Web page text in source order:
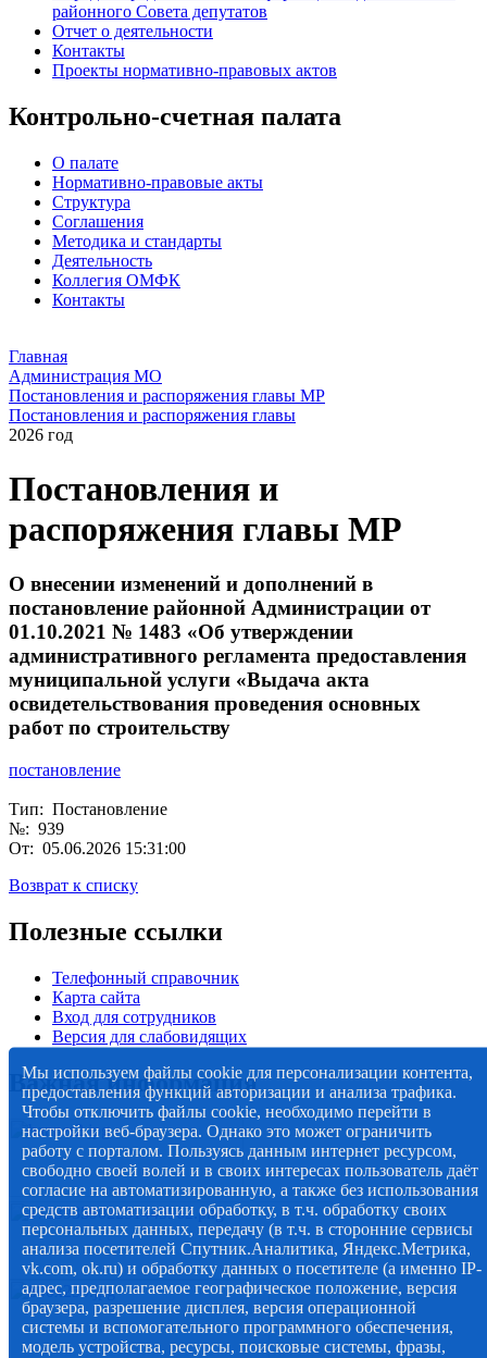
районного Совета депутатов
Отчет о деятельности
Контакты
Проекты нормативно-правовых актов
Контрольно-счетная палата
О палате
Нормативно-правовые акты
Структура
Соглашения
Методика и стандарты
Деятельность
Коллегия ОМФК
Контакты
Главная
Администрация МО
Постановления и распоряжения главы МР
Постановления и распоряжения главы
2026 год
Постановления и
распоряжения главы МР
О внесении изменений и дополнений в
постановление районной Администрации от
01.10.2021 № 1483 «Об утверждении
административного регламента предоставления
муниципальной услуги «Выдача акта
освидетельствования проведения основных
работ по строительству
постановление
Тип: Постановление
№: 939
От: 05.06.2026 15:31:00
Возврат к списку
Полезные ссылки
Телефонный справочник
Карта сайта
Вход для сотрудников
Версия для слабовидящих
Важная информация
Мы используем файлы cookie для персонализации контента,
предоставления функций авторизации и анализа трафика.
Чтобы отключить файлы cookie, необходимо перейти в
настройки веб-браузера. Однако это может ограничить
работу с порталом. Пользуясь данным интернет ресурсом,
свободно своей волей и в своих интересах пользователь даёт
согласие на автоматизированную, а также без использования
средств автоматизации обработку, в т.ч. обработку своих
персональных данных, передачу (в т.ч. в сторонние сервисы
анализа посетителей Спутник.Аналитика, Яндекс.Метрика,
vk.com, ok.ru) и обработку данных о посетителе (а именно IP-
адрес, предполагаемое географическое положение, версия
браузера, разрешение дисплея, версия операционной
системы и вспомогательного программного обеспечения,
модель устройства, ресурсы, поисковые системы, фразы,